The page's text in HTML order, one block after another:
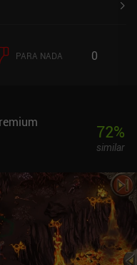
PARA NADA 0
72%
similar